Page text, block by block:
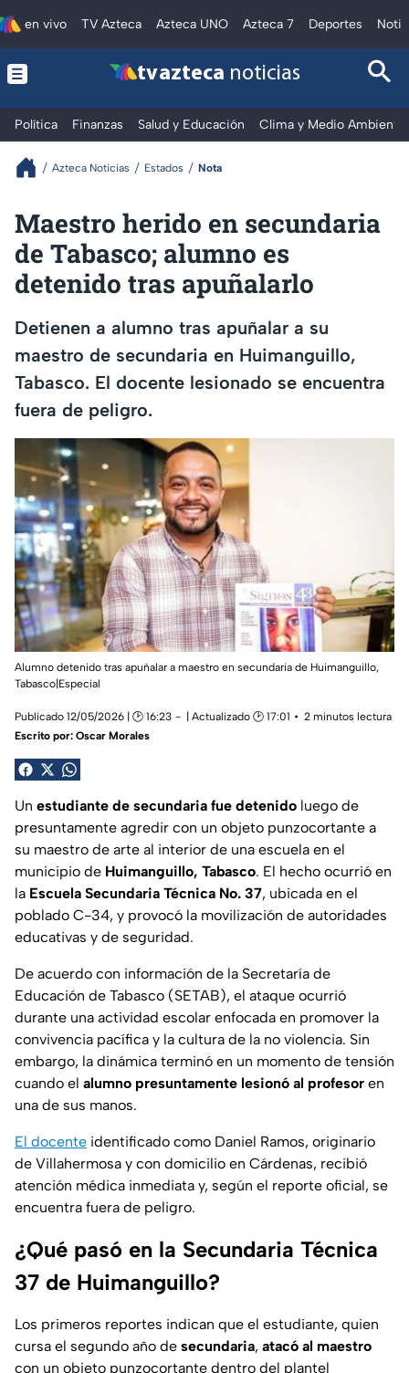
en vivo TV Azteca Azteca UNO Azteca 7 Deportes
tv azteca noticias
Política Finanzas Salud y Educación Clima y Medio Ambiente
Azteca Noticias Estados Nota
Maestro herido en secundaria
de Tabasco; alumno es
detenido tras apuñalarlo
Detienen a alumno tras apuñalar a su
maestro de secundaria en Huimanguillo,
Tabasco. El docente lesionado se encuentra
fuera de peligro.
Alumno detenido tras apuñalar a maestro en secundaria de Huimanguillo,
Tabasco|Especial
Publicado 12/05/2026 | 🕑 16:23 | Actualizado 🕑 17:01
2 minutos lectura
Escrito por: Oscar Morales
Un estudiante de secundaria fue detenido luego de
presuntamente agredir con un objeto punzocortante a
su maestro de arte al interior de una escuela en el
municipio de Huimanguillo, Tabasco. El hecho ocurrió en
la Escuela Secundaria Técnica No. 37, ubicada en el
poblado C-34, y provocó la movilización de autoridades
educativas y de seguridad.
De acuerdo con información de la Secretaría de
Educación de Tabasco (SETAB), el ataque ocurrió
durante una actividad escolar enfocada en promover la
convivencia pacífica y la cultura de la no violencia. Sin
embargo, la dinámica terminó en un momento de tensión
cuando el alumno presuntamente lesionó al profesor en
una de sus manos.
El docente identificado como Daniel Ramos, originario
de Villahermosa y con domicilio en Cárdenas, recibió
atención médica inmediata y, según el reporte oficial, se
encuentra fuera de peligro.
¿Qué pasó en la Secundaria Técnica
37 de Huimanguillo?
Los primeros reportes indican que el estudiante, quien
cursa el segundo año de secundaria, atacó al maestro
con un objeto punzocortante dentro del plantel